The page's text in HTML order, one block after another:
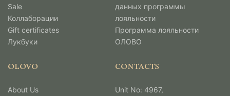
Sale
Коллаборации
Gift certificates
Лукбуки
данных программы
лояльности
Программа лояльности
ОЛОВО
OLOVO
About Us
CONTACTS
Unit No: 4967,